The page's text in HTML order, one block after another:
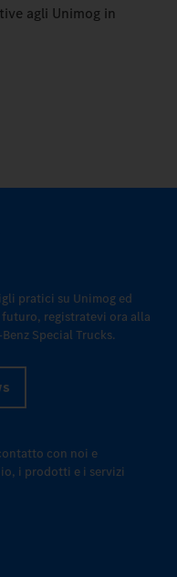
agli Unimog in
pratici su Unimog ed
registratevi ora alla
Special Trucks.
con noi e
i prodotti e i servizi